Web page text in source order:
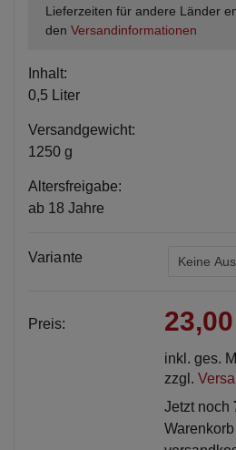
Lieferzeiten für andere Länder
den Versandinformationen
Inhalt:
0,5 Liter
Versandgewicht:
1250 g
Altersfreigabe:
ab 18 Jahre
Variante
Preis:
inkl. ges.
zzgl.
Jetzt noch